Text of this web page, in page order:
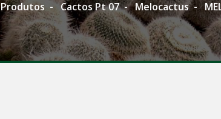
Produtos Cactos Pt 07 Melocactus